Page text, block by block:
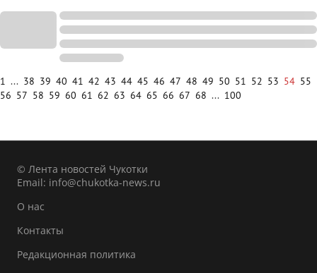
1 ... 38 39 40 41 42 43 44 45 46 47 48 49 50 51 52 53 54 55
56 57 58 59 60 61 62 63 64 65 66 67 68 ... 100
© Лента новостей Чукотки
Email: info@chukotka-news.ru
О нас
Контакты
Редакционная политика